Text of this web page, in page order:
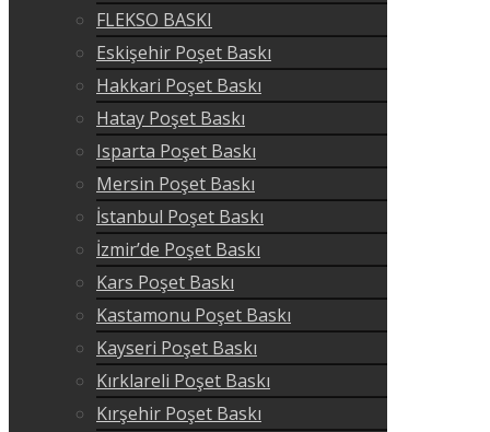
FLEKSO BASKI
Eskişehir Poşet Baskı
Hakkari Poşet Baskı
Hatay Poşet Baskı
Isparta Poşet Baskı
Mersin Poşet Baskı
İstanbul Poşet Baskı
İzmir’de Poşet Baskı
Kars Poşet Baskı
Kastamonu Poşet Baskı
Kayseri Poşet Baskı
Kırklareli Poşet Baskı
Kırşehir Poşet Baskı